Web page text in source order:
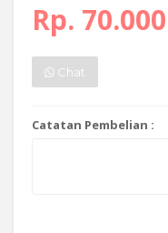
Rp. 70.000
Chat
Catatan Pembelian :